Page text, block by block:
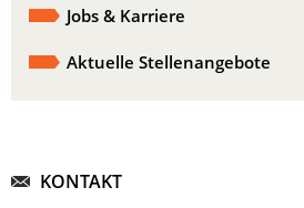
Jobs & Karriere
Aktuelle Stellenangebote
KONTAKT